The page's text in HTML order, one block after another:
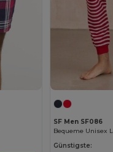
SF Men SF086
Günstigste: